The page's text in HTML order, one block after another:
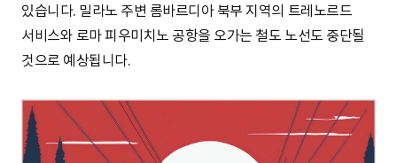
있습니다. 밀라노 주변 롬바르디아 북부 지역의 트레노르드
서비스와 로마 피우미치노 공항을 오가는 철도 노선도 중단될
것으로 예상됩니다.